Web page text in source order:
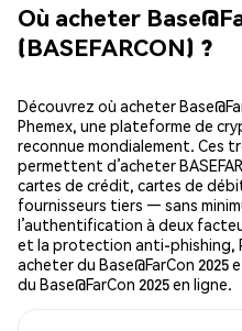
Où acheter
(BASEFARCON) ?
Découvrez où acheter
Phemex, une plateforme de
reconnue mondialement. Ces
permettent d’acheter
cartes de crédit, cartes de
fournisseurs tiers — sans
l’authentification à deux
et la protection anti-phishing,
acheter du Base@FarCon
du Base@FarCon 2025 en ligne.